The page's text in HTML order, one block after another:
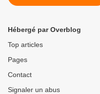
bon !
Hébergé par Overblog
Top articles
Pages
Contact
Signaler un abus